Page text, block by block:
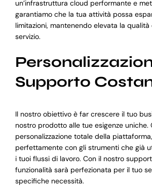
un’infrastruttura cloud performante e
garantiamo che la tua attività possa
limitazioni, mantenendo elevata la
servizio.
Supporto
Il nostro obiettivo è far crescere il tuo
nostro prodotto alle tue esigenze uniche.
personalizzazione totale della
perfettamente con gli strumenti che già
i tuoi flussi di lavoro. Con il nostro
funzionalità sarà perfezionata per il tuo
specifiche necessità.